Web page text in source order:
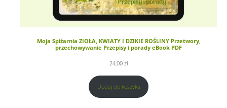
Moja Spiżarnia ZIOŁA, KWIATY I DZIKIE ROŚLINY Przetwory,
przechowywanie Przepisy i porady eBook PDF
24,00 zł
Dodaj do koszyka